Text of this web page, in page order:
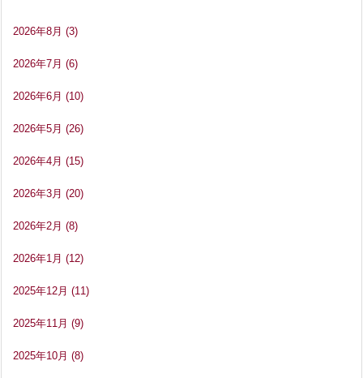
2026年8月 (3)
2026年7月 (6)
2026年6月 (10)
2026年5月 (26)
2026年4月 (15)
2026年3月 (20)
2026年2月 (8)
2026年1月 (12)
2025年12月 (11)
2025年11月 (9)
2025年10月 (8)